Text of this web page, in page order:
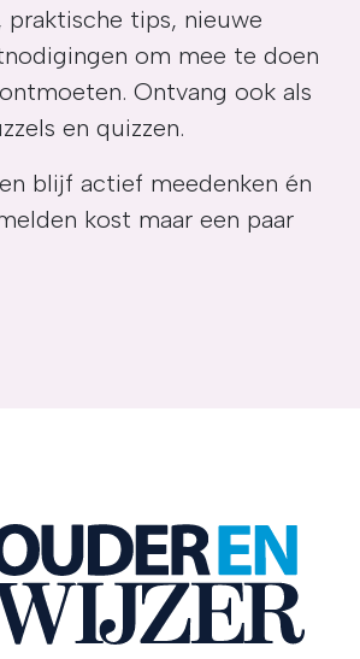
praktische tips, nieuwe
om mee te doen
Ontvang ook als
en quizzen.
blijf actief meedenken én
kost maar een paar